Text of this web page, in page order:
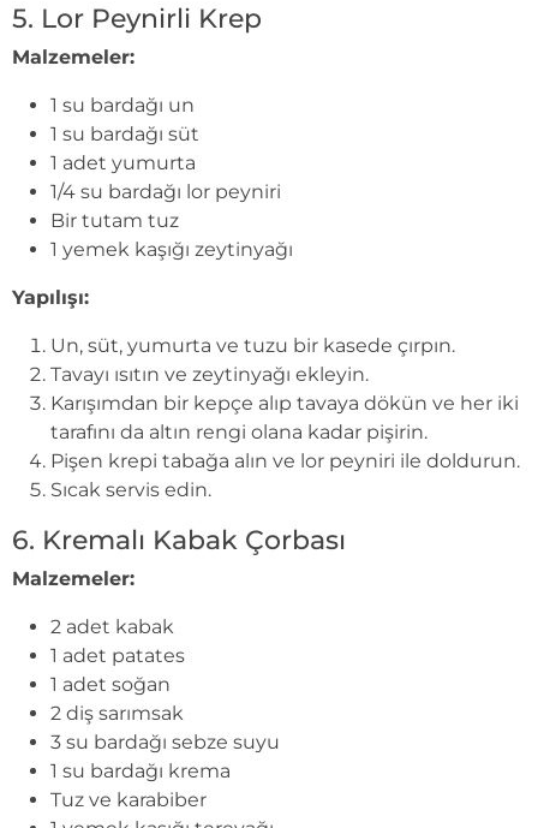
5. Lor Peynirli Krep
Malzemeler:
1 su bardağı un
1 su bardağı süt
1 adet yumurta
1/4 su bardağı lor peyniri
Bir tutam tuz
1 yemek kaşığı zeytinyağı
Yapılışı:
Un, süt, yumurta ve tuzu bir kasede çırpın.
Tavayı ısıtın ve zeytinyağı ekleyin.
Karışımdan bir kepçe alıp tavaya dökün ve her iki
tarafını da altın rengi olana kadar pişirin.
Pişen krepi tabağa alın ve lor peyniri ile doldurun.
Sıcak servis edin.
6. Kremalı Kabak Çorbası
Malzemeler:
2 adet kabak
1 adet patates
1 adet soğan
2 diş sarımsak
3 su bardağı sebze suyu
1 su bardağı krema
Tuz ve karabiber